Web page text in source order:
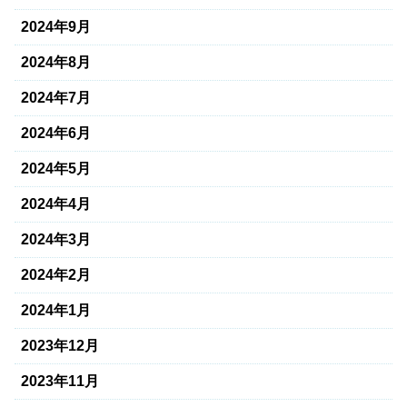
2024年9月
2024年8月
2024年7月
2024年6月
2024年5月
2024年4月
2024年3月
2024年2月
2024年1月
2023年12月
2023年11月